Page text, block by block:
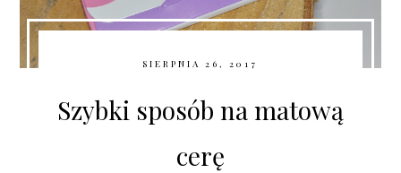
SIERPNIA 26, 2017
Szybki sposób na matową
cerę